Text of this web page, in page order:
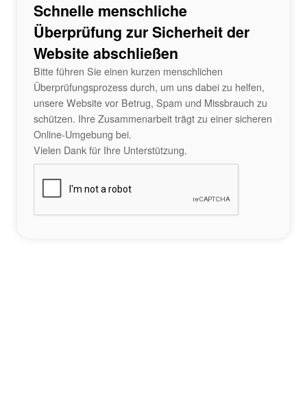
Schnelle menschliche
Überprüfung zur Sicherheit der
Website abschließen
Bitte führen Sie einen kurzen menschlichen
Überprüfungsprozess durch, um uns dabei zu helfen,
unsere Website vor Betrug, Spam und Missbrauch zu
schützen. Ihre Zusammenarbeit trägt zu einer sicheren
Online-Umgebung bei.
Vielen Dank für Ihre Unterstützung.